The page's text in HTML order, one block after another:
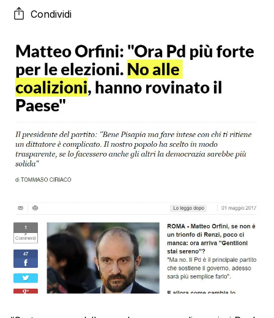
alleanza larga compenserà una eventuale debolezza
del Pd, che deve essere più forte come perno
Partito Democratico Matteo Orfini, dal palco del
museo […]
Condividi